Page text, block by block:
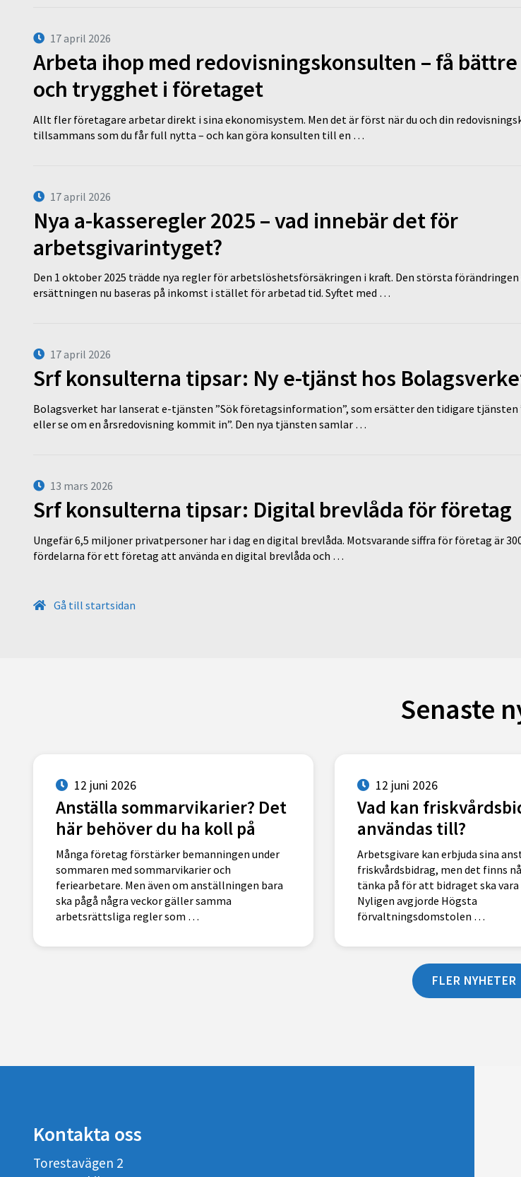
17 april 2026
Arbeta ihop med redovisningskonsulten – få
och trygghet i företaget
Allt fler företagare arbetar direkt i sina ekonomisystem. Men det är först när du och din
tillsammans som du får full nytta – och kan göra konsulten till en …
17 april 2026
Nya a-kasseregler 2025 – vad innebär det för
arbetsgivarintyget?
Den 1 oktober 2025 trädde nya regler för arbetslöshetsförsäkringen i kraft. Den största
ersättningen nu baseras på inkomst i stället för arbetad tid. Syftet med …
17 april 2026
Srf konsulterna tipsar: Ny e-tjänst hos
Bolagsverket har lanserat e-tjänsten ”Sök företagsinformation”, som ersätter den tidigare tjänsten
eller se om en årsredovisning kommit in”. Den nya tjänsten samlar …
13 mars 2026
Srf konsulterna tipsar: Digital brevlåda för företag
Ungefär 6,5 miljoner privatpersoner har i dag en digital brevlåda. Motsvarande siffra för företag är
fördelarna för ett företag att använda en digital brevlåda och …
Gå till startsidan
Senaste
12 juni 2026
Anställa sommarvikarier? Det
här behöver du ha koll på
Många företag förstärker bemanningen under
sommaren med sommarvikarier och
feriearbetare. Men även om anställningen bara
ska pågå några veckor gäller samma
arbetsrättsliga regler som …
12 juni 2026
Vad kan
användas till?
Arbetsgivare kan erbjuda sina
friskvårdsbidrag, men det finns
tänka på för att bidraget ska
Nyligen avgjorde Högsta
förvaltningsdomstolen …
FLER NYHETER
Kontakta oss
Torestavägen 2